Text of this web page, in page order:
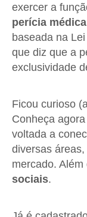
exercer a
perícia médica
baseada na
que diz que a
exclusividade
Ficou curioso
Conheça
voltada a
diversas
mercado.
sociais.